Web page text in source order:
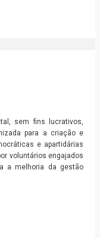
sem fins lucrativos,
para a criação e
e apartidárias
voluntários engajados
a melhoria da gestão